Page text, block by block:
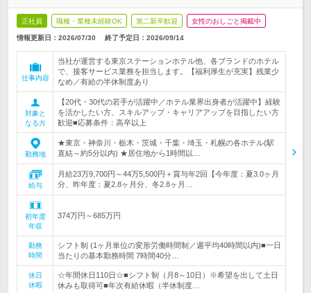
正社員 職種・業種未経験OK 第二新卒歓迎 女性のおしごと掲載中
情報更新日：2026/07/30 終了予定日： 2026/09/14
仕事内容
当社が運営する東京ステーションホテル他、各ブランドのホテル
で、接客サービス業務を担当します。【福利厚生が充実】残業少
なめ／有給の半休制度あり
対象と
なる方
【20代・30代の若手が活躍中／ホテル業界出身者が活躍中】経験
を活かしたい方、スキルアップ・キャリアアップを目指したい方
歓迎■応募条件：高卒以上
勤務地
★東京・神奈川・栃木・茨城・千葉・埼玉・札幌の各ホテル(駅
直結～約5分以内) ★居住地から1時間以…
給与
月給23万9,700円～44万5,500円＋賞与年2回【今年度：夏3.0ヶ月
分、昨年度：夏2.8ヶ月分、冬2.8ヶ月…
初年度
年収
374万円～685万円
勤務
時間
シフト制 (1ヶ月単位の変形労働時間制／週平均40時間以内)■一日
当たりの基本勤務時間 7時間40分…
休日
休暇
☆年間休日110日☆■シフト制（月8～10日）※希望を出して土日
休みも取得可■年次有給休暇（半休制度…